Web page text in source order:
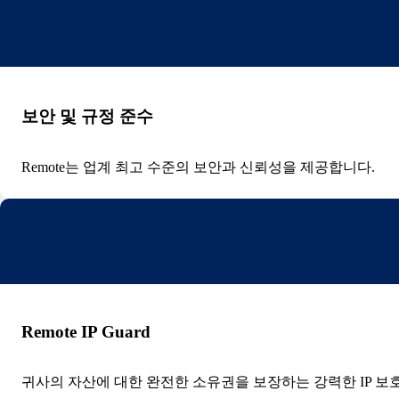
보안 및 규정 준수
Remote는 업계 최고 수준의 보안과 신뢰성을 제공합니다.
Remote IP Guard
귀사의 자산에 대한 완전한 소유권을 보장하는 강력한 IP 보